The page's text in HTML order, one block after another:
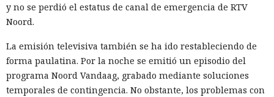
y no se perdió el estatus de canal de emergencia de RTV
Noord.
La emisión televisiva también se ha ido restableciendo de
forma paulatina. Por la noche se emitió un episodio del
programa Noord Vandaag, grabado mediante soluciones
temporales de contingencia. No obstante, los problemas con